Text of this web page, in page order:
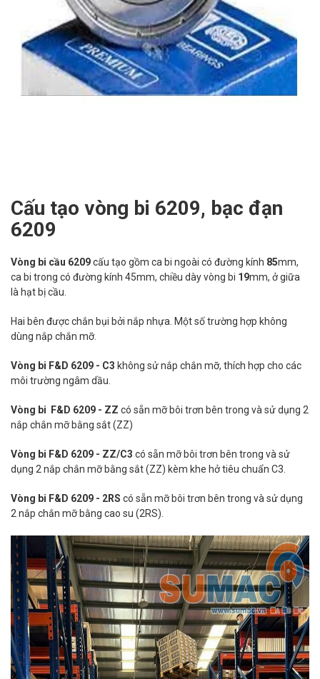
Cấu tạo vòng bi 6209, bạc đạn
6209
Vòng bi cầu 6209cấu tạo gồm ca bi ngoài có đường kính 85mm,
ca bi trong có đường kính 45mm, chiều dày vòng bi 19mm, ở giữa
là hạt bị cầu.
Hai bên được chắn bụi bởi nắp nhựa. Một số trường hợp không
dùng nắp chắn mỡ.
Vòng bi F&D 6209 - C3 không sử nắp chắn mỡ, thích hợp cho các
môi trường ngâm dầu.
Vòng bi F&D 6209 - ZZ có sẵn mỡ bôi trơn bên trong và sử dụng 2
nắp chắn mỡ bằng sắt (ZZ)
Vòng bi F&D 6209 - ZZ/C3 có sẵn mỡ bôi trơn bên trong và sử
dụng 2 nắp chắn mỡ bằng sắt (ZZ) kèm khe hở tiêu chuẩn C3.
Vòng bi F&D 6209 - 2RS có sẵn mỡ bôi trơn bên trong và sử dụng
2 nắp chắn mỡ bằng cao su (2RS).